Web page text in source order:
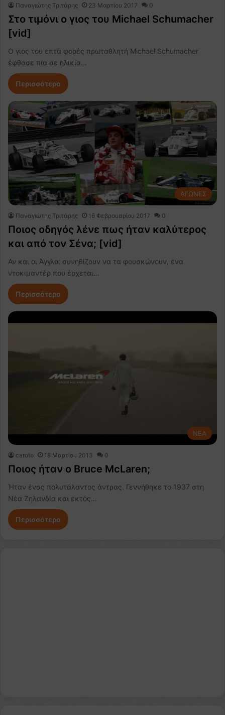
Παναγιώτης Τριτάρης 23 Μαρτίου 2017 0
Στο τιμόνι ο γιος του Michael Schumacher
[vid]
O γιος του επτά φορές πρωταθλητή Michael Schumacher
έφθασε πια σε ηλικία…
Περισσότερα
ΑΓΩΝΕΣ
Παναγιώτης Τριτάρης 16 Φεβρουαρίου 2017 0
Ποιος οδηγός λένε πως ήταν καλύτερος
και από τον Σένα; [vid]
Αν και οι Άγγλοι συνηθίζουν να τα φουσκώνουν, ένα
ντοκιμαντέρ που έρχεται…
Περισσότερα
NEA
caroto 18 Μαρτίου 2013 0
Ποιος ήταν ο Bruce McLaren;
Ήταν ένας πολυτάλαντος άντρας. Γεννήθηκε το 1937 στη
Νέα Ζηλανδία και εκτός…
Περισσότερα